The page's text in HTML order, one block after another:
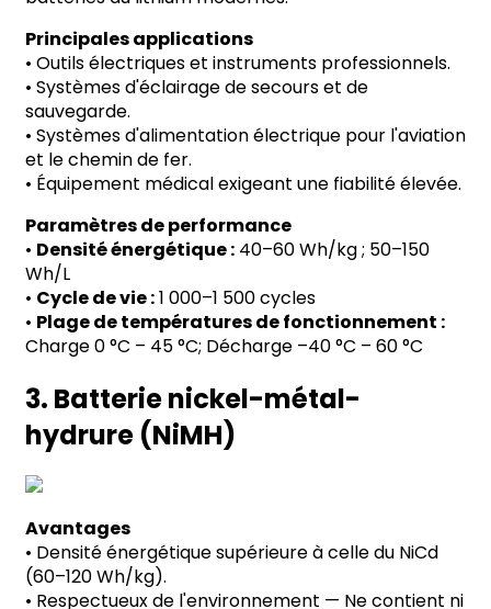
Principales applications
• Outils électriques et instruments professionnels.
• Systèmes d'éclairage de secours et de
sauvegarde.
• Systèmes d'alimentation électrique pour l'aviation
et le chemin de fer.
• Équipement médical exigeant une fiabilité élevée.
Paramètres de performance
• Densité énergétique :40–60 Wh/kg ; 50–150
Wh/L
• Cycle de vie :1 000–1 500 cycles
• Plage de températures de fonctionnement :
Charge 0°C – 45°C; Décharge –40°C – 60°C
3. Batterie nickel-métal-
hydrure (NiMH)
Avantages
• Densité énergétique supérieure à celle du NiCd
(60–120 Wh/kg).
• Respectueux de l'environnement — Ne contient ni